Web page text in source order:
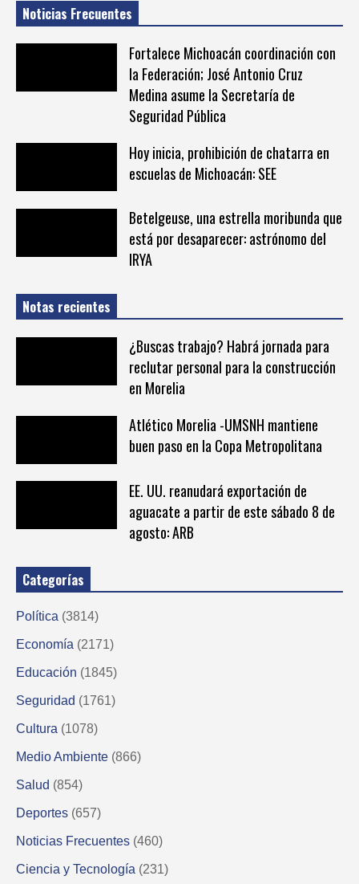
Noticias Frecuentes
Fortalece Michoacán coordinación con
la Federación; José Antonio Cruz
Medina asume la Secretaría de
Seguridad Pública
Hoy inicia, prohibición de chatarra en
escuelas de Michoacán: SEE
Betelgeuse, una estrella moribunda que
está por desaparecer: astrónomo del
IRYA
Notas recientes
¿Buscas trabajo? Habrá jornada para
reclutar personal para la construcción
en Morelia
Atlético Morelia -UMSNH mantiene
buen paso en la Copa Metropolitana
EE. UU. reanudará exportación de
aguacate a partir de este sábado 8 de
agosto: ARB
Categorías
Política (3814)
Economía (2171)
Educación (1845)
Seguridad (1761)
Cultura (1078)
Medio Ambiente (866)
Salud (854)
Deportes (657)
Noticias Frecuentes (460)
Ciencia y Tecnología (231)